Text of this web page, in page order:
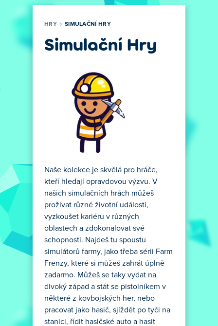
HRY SIMULAČNÍ HRY
Simulační Hry
Naše kolekce je skvělá pro hráče,
kteří hledají opravdovou výzvu. V
našich simulačních hrách můžeš
prožívat různé životní události,
vyzkoušet kariéru v různých
oblastech a zdokonalovat své
schopnosti. Najdeš tu spoustu
simulátorů farmy, jako třeba sérii Farm
Frenzy, které si můžeš zahrát úplně
zadarmo. Můžeš se taky vydat na
divoký západ a stát se pistolníkem v
některé z kovbojských her, nebo
pracovat jako hasič, sjíždět po tyči na
stanici, řídit hasičské auto a hasit